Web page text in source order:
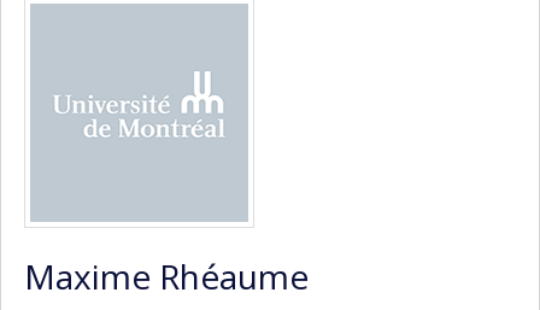
Maxime Rhéaume